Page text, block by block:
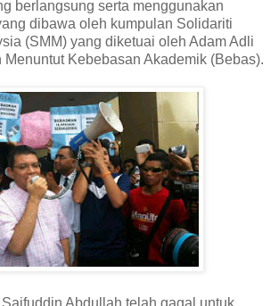
berlangsung serta menggunakan
dibawa oleh kumpulan Solidariti
(SMM) yang diketuai oleh Adam Adli
Kebebasan Akademik (Bebas).
Abdullah telah gagal untuk